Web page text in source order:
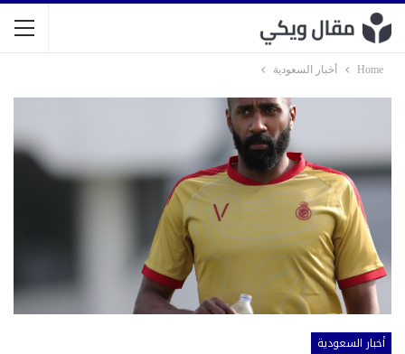
Home أخبار السعودية
أخبار السعودية